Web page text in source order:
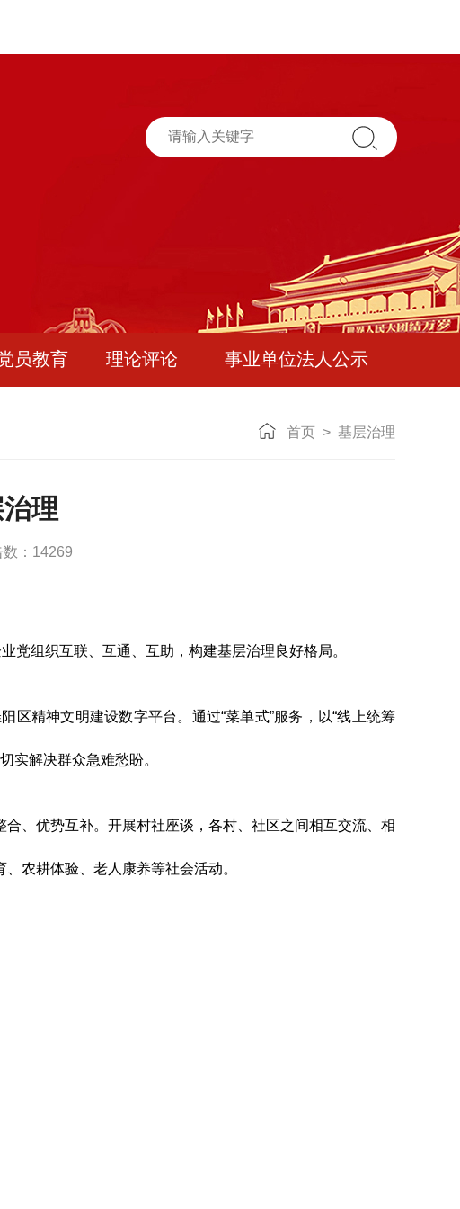
员教育 理论评论 事业单位法人公示
首页 > 基层治理
理
数：14269
党组织互联、互通、互助，构建基层治理良好格局。
精神文明建设数字平台。通过“菜单式”服务，以“线上统筹
实解决群众急难愁盼。
、优势互补。开展村社座谈，各村、社区之间相互交流、相
农耕体验、老人康养等社会活动。